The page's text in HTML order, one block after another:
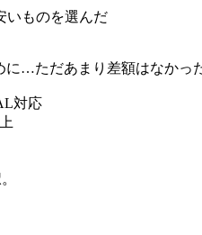
いものを選んだ
…ただあまり差額はなかっ
対応